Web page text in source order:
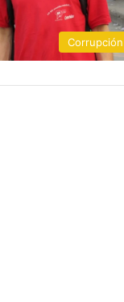
Corrupción